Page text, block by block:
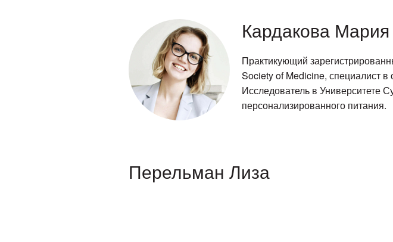
Кардакова Мария
Практикующий
Society of Medicine, специалист
Исследователь в Университете
персонализированного питания.
Перельман Лиза